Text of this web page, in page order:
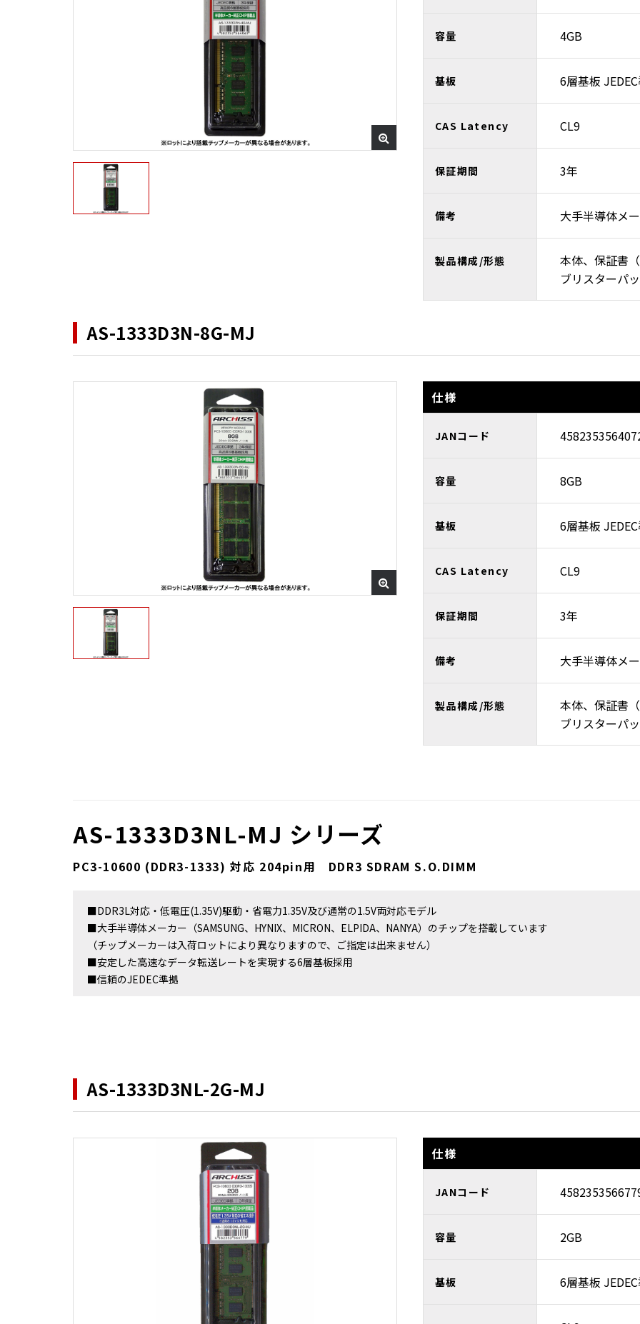
容量 4GB
基板 6層基板
CAS Latency CL9
保証期間 3年
備考 大手半導体メ
製品構成/形態
本体、保証書
ブリスターパ
AS-1333D3N-8G-MJ
仕様
JANコード
容量 8GB
基板 6層基板
CAS Latency CL9
保証期間 3年
備考 大手半導体メ
製品構成/形態
本体、保証書
ブリスターパ
AS-1333D3NL-MJ シリーズ
PC3-10600 (DDR3-1333) 対応 204pin用 DDR3 SDRAM S.O.DIMM
■DDR3L対応・低電圧(1.35V)駆動・省電力1.35V及び通常の1.5V両対応モデル
■大手半導体メーカー（SAMSUNG、HYNIX、MICRON、ELPIDA、NANYA）のチップを搭載しています
（チップメーカーは入荷ロットにより異なりますので、ご指定は出来ません）
■安定した高速なデータ転送レートを実現する6層基板採用
■信頼のJEDEC準拠
AS-1333D3NL-2G-MJ
仕様
JANコード
容量 2GB
基板 6層基板